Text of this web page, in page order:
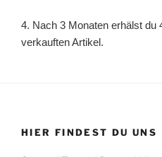
4. Nach 3 Monaten erhälst du
verkauften Artikel.
HIER FINDEST DU UNS